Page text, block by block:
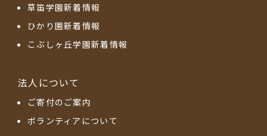
草笛学園新着情報
ひかり園新着情報
こぶしヶ丘学園新着情報
法人について
ご寄付のご案内
ボランティアについて